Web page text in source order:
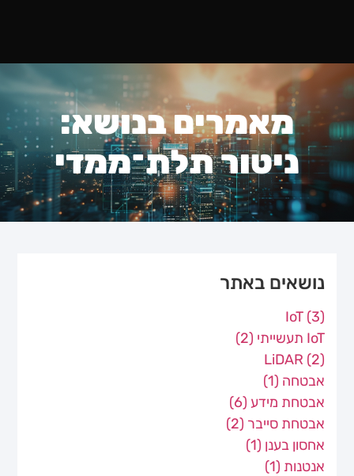
מאמרים בנושא:
ניטור תלת־ממדי
נושאים באתר
IoT(3)
IoT תעשייתי
(2)
LiDAR (2)
אבטחה (1)
אבטחת מידע (6)
אבטחת סייבר (2)
אחסון בענן (1)
אנטנות (1)